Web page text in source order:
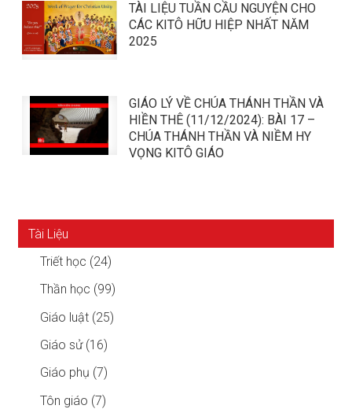
TÀI LIỆU TUẦN CẦU NGUYỆN CHO
CÁC KITÔ HỮU HIỆP NHẤT NĂM
2025
GIÁO LÝ VỀ CHÚA THÁNH THẦN VÀ
HIỀN THÊ (11/12/2024): BÀI 17 –
CHÚA THÁNH THẦN VÀ NIỀM HY
VỌNG KITÔ GIÁO
Tài Liệu
Triết học (24)
Thần học (99)
Giáo luật (25)
Giáo sử (16)
Giáo phụ (7)
Tôn giáo (7)